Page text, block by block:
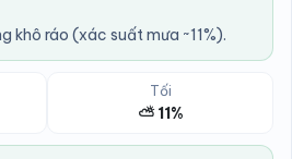
khô ráo (xác suất mưa ~11%).
Tối
⛅ 11%